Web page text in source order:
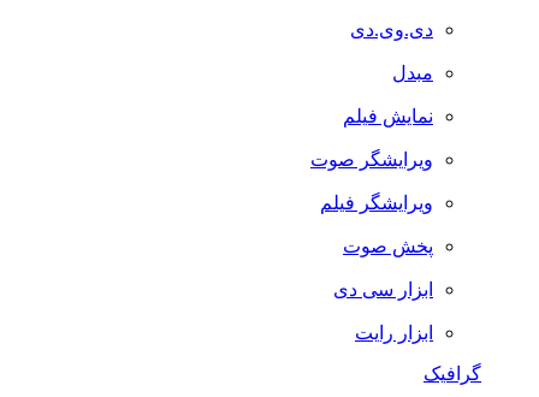
دی.وی.دی
مبدل
نمایش فیلم
ویرایشگر صوت
ویرایشگر فیلم
پخش صوت
ابزار سی دی
ابزار رایت
گرافیک